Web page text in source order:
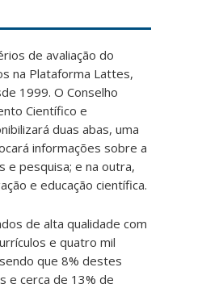
de avaliação do
na Plataforma Lattes,
1999. O Conselho
Científico e
duas abas, uma
informações sobre a
e pesquisa; e na outra,
e educação científica.
de alta qualidade com
e quatro mil
que 8% destes
e cerca de 13% de